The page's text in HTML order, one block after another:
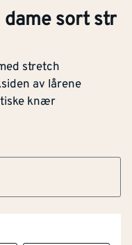
sort str
stretch
av lårene
knær
str 92